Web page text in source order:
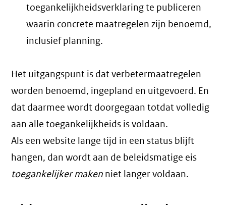
toegankelijkheidsverklaring te publiceren
waarin concrete maatregelen zijn benoemd,
inclusief planning.
Het uitgangspunt is dat verbetermaatregelen
worden benoemd, ingepland en uitgevoerd. En
dat daarmee wordt doorgegaan totdat volledig
aan alle toegankelijkheids is voldaan.
Als een website lange tijd in een status blijft
hangen, dan wordt aan de beleidsmatige eis
toegankelijker maken niet langer voldaan.